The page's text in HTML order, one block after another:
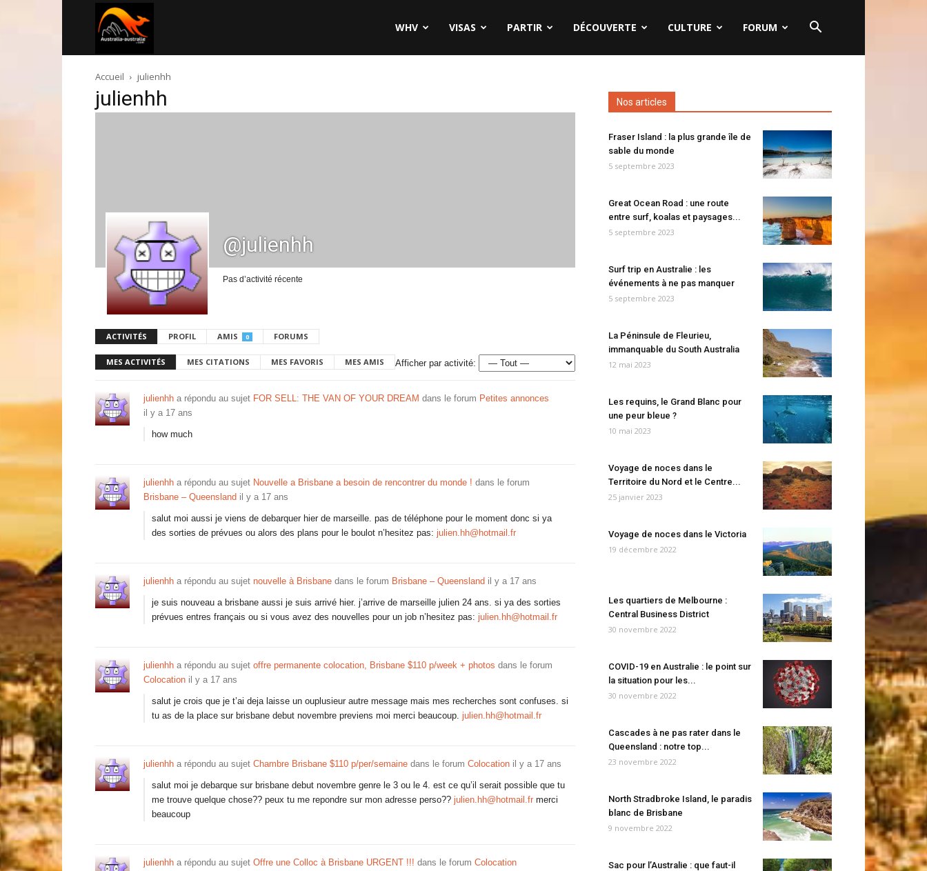
australie.com
WHV VISAS PARTIR DÉCOUVERTE CULTURE FORUM
Accueil julienhh
julienhh
@julienhh
Pas d’activité récente
ACTIVITÉS PROFIL AMIS 0 FORUMS
MES ACTIVITÉS MES CITATIONS MES FAVORIS MES AMIS Afficher par activité:
julienhh a répondu au sujet FOR SELL: THE VAN OF YOUR DREAM dans le forum Petites annonces
il y a 17 ans
how much
julienhh a répondu au sujet Nouvelle a Brisbane a besoin de rencontrer du monde ! dans le forum
Brisbane – Queensland il y a 17 ans
salut moi aussi je viens de debarquer hier de marseille. pas de téléphone pour le moment donc si ya
des sorties de prévues ou alors des plans pour le boulot n’hesitez pas: julien.hh@hotmail.fr
julienhh a répondu au sujet nouvelle à Brisbane dans le forum Brisbane – Queensland il y a 17 ans
je suis nouveau a brisbane aussi je suis arrivé hier. j’arrive de marseille julien 24 ans. si ya des sorties
prévues entres français ou si vous avez des nouvelles pour un job n’hesitez pas: julien.hh@hotmail.fr
julienhh a répondu au sujet offre permanente colocation, Brisbane $110 p/week + photos dans le forum
Colocation il y a 17 ans
salut je crois que je t’ai deja laisse un ouplusieur autre message mais mes recherches sont confuses. si
tu as de la place sur brisbane debut novembre previens moi merci beaucoup. julien.hh@hotmail.fr
julienhh a répondu au sujet Chambre Brisbane $110 p/per/semaine dans le forum Colocation il y a 17 ans
salut moi je debarque sur brisbane debut novembre genre le 3 ou le 4. est ce qu’il serait possible que tu
me trouve quelque chose?? peux tu me repondre sur mon adresse perso?? julien.hh@hotmail.fr merci
beaucoup
julienhh a répondu au sujet Offre une Colloc à Brisbane URGENT !!! dans le forum Colocation
Nos articles
Fraser Island : la plus grande île de
sable du monde
5 septembre 2023
Great Ocean Road : une route
entre surf, koalas et paysages...
5 septembre 2023
Surf trip en Australie : les
événements à ne pas manquer
5 septembre 2023
La Péninsule de Fleurieu,
immanquable du South Australia
12 mai 2023
Les requins, le Grand Blanc pour
une peur bleue ?
10 mai 2023
Voyage de noces dans le
Territoire du Nord et le Centre...
25 janvier 2023
Voyage de noces dans le Victoria
19 décembre 2022
Les quartiers de Melbourne :
Central Business District
30 novembre 2022
COVID-19 en Australie : le point sur
la situation pour les...
30 novembre 2022
Cascades à ne pas rater dans le
Queensland : notre top...
23 novembre 2022
North Stradbroke Island, le paradis
blanc de Brisbane
9 novembre 2022
Sac pour l’Australie : que faut-il